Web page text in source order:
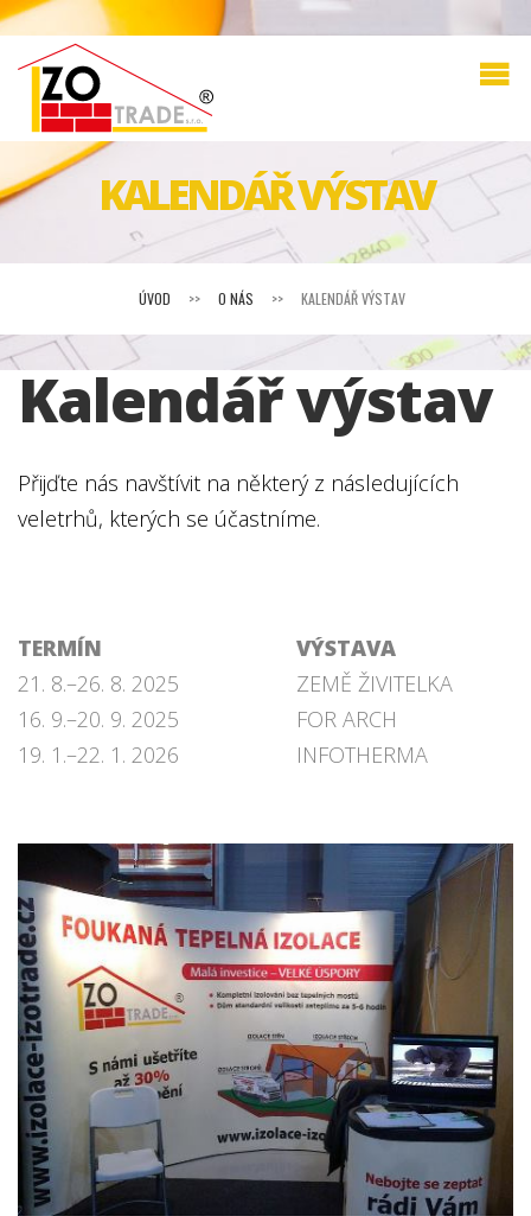
KALENDÁŘ VÝSTAV
ÚVOD >> O NÁS >> KALENDÁŘ VÝSTAV
Kalendář výstav
Přijďte nás navštívit na některý z následujících
veletrhů, kterých se účastníme.
TERMÍN
VÝSTAVA
21. 8.–26. 8. 2025
ZEMĚ ŽIVITELKA
16. 9.–20. 9. 2025
FOR ARCH
19. 1.–22. 1. 2026
INFOTHERMA